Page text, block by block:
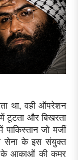
था, वही ऑपरेशन
टूटता और बिखरता
जो मर्जी
सेना के इस संयुक्त
आकाओं की कमर